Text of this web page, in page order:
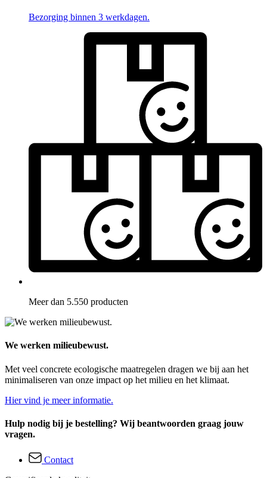
Bezorging binnen 3 werkdagen.
Meer dan 5.550 producten
We werken milieubewust.
Met veel concrete ecologische maatregelen dragen we bij aan het
minimaliseren van onze impact op het milieu en het klimaat.
Hier vind je meer informatie.
Hulp nodig bij je bestelling? Wij beantwoorden graag jouw
vragen.
Contact